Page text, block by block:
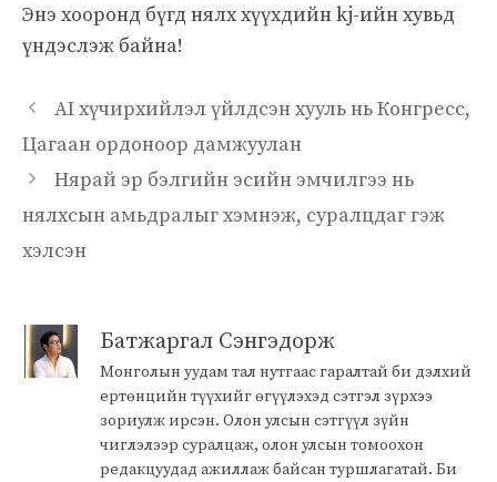
Энэ хооронд бүгд нялх хүүхдийн kj-ийн хувьд
үндэслэж байна!
AI хүчирхийлэл үйлдсэн хууль нь Конгресс,
Цагаан ордоноор дамжуулан
Нярай эр бэлгийн эсийн эмчилгээ нь
нялхсын амьдралыг хэмнэж, суралцдаг гэж
хэлсэн
Батжаргал Сэнгэдорж
Монголын уудам тал нутгаас гаралтай би дэлхий
ертөнцийн түүхийг өгүүлэхэд сэтгэл зүрхээ
зориулж ирсэн. Олон улсын сэтгүүл зүйн
чиглэлээр суралцаж, олон улсын томоохон
редакцуудад ажиллаж байсан туршлагатай. Би